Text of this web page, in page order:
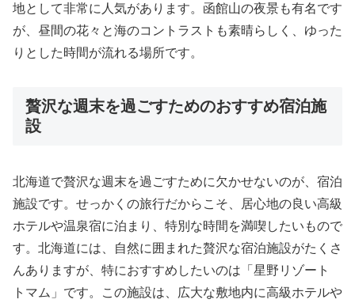
地として非常に人気があります。函館山の夜景も有名です
が、昼間の花々と海のコントラストも素晴らしく、ゆった
りとした時間が流れる場所です。
贅沢な週末を過ごすためのおすすめ宿泊施
設
北海道で贅沢な週末を過ごすために欠かせないのが、宿泊
施設です。せっかくの旅行だからこそ、居心地の良い高級
ホテルや温泉宿に泊まり、特別な時間を満喫したいもので
す。北海道には、自然に囲まれた贅沢な宿泊施設がたくさ
んありますが、特におすすめしたいのは「星野リゾート
トマム」です。この施設は、広大な敷地内に高級ホテルや